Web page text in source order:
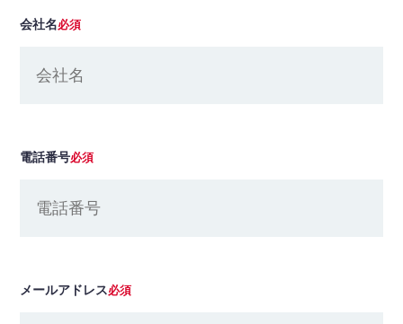
会社名必須
電話番号必須
メールアドレス必須